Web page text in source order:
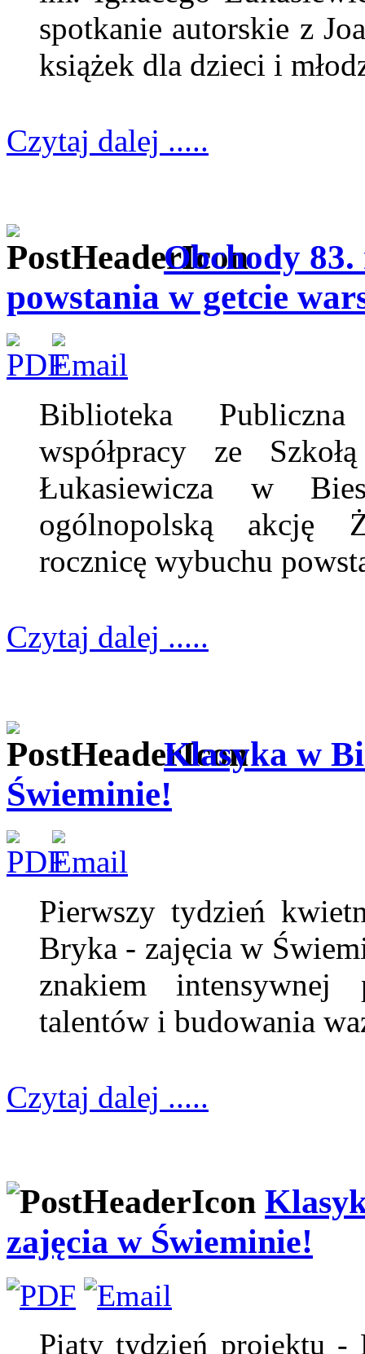
spotkanie autorskie z
książek dla dzieci i
Czytaj dalej .....
Obchody
powstania w getcie
Biblioteka
współpracy ze
Łukasiewicza w
ogólnopolską akcję
rocznicę wybuchu
Czytaj dalej .....
Klasyka w
Świeminie!
Pierwszy tydzień
Bryka - zajęcia w
znakiem intensywnej
talentów i budowania
Czytaj dalej .....
zajęcia w Świeminie!
Piąty tydzień projektu -